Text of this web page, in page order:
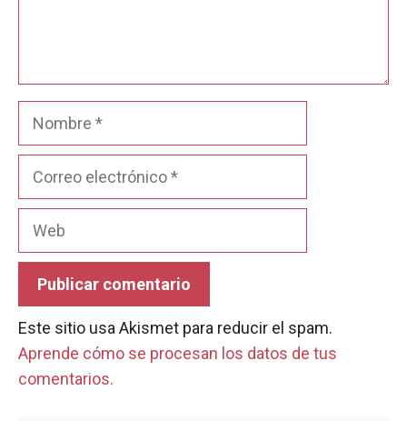
Nombre
Correo
Web
Este sitio usa Akismet para reducir el spam.
Aprende cómo se procesan los datos de tus
comentarios.